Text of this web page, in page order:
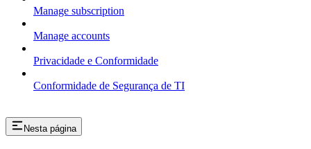
Manage subscription
Manage accounts
Privacidade e Conformidade
Conformidade de Segurança de TI
Nesta página